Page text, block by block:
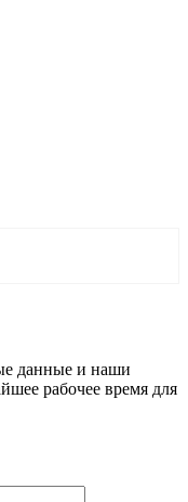
данные и наши
рабочее время для